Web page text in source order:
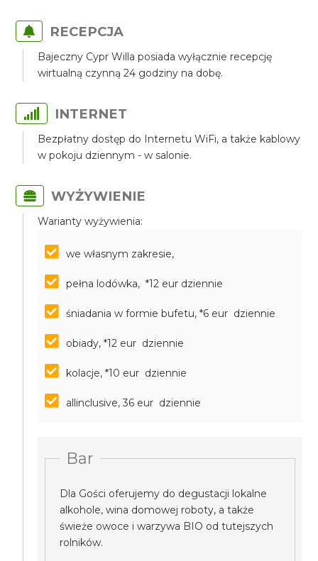
RECEPCJA
Bajeczny Cypr Willa posiada wyłącznie recepcję
wirtualną czynną 24 godziny na dobę.
INTERNET
Bezpłatny dostęp do Internetu WiFi, a także kablowy
w pokoju dziennym - w salonie.
WYŻYWIENIE
Warianty wyżywienia:
we własnym zakresie,
pełna lodówka, *12 eur dziennie
śniadania w formie bufetu, *6 eur dziennie
obiady, *12 eur dziennie
kolacje, *10 eur dziennie
allinclusive, 36 eur dziennie
Bar
Dla Gości oferujemy do degustacji lokalne
alkohole, wina domowej roboty, a także
świeże owoce i warzywa BIO od tutejszych
rolników.